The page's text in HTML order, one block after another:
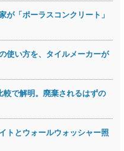
が「ポーラスコンクリート」
使い方を、タイルメーカーが
較で解明。廃棄されるはずの
トとウォールウォッシャー照